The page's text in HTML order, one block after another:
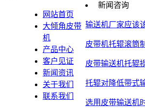
新闻咨询
输送机厂家应该
皮带机托辊滚筒
皮带输送机托辊
托辊对降低带式
选用皮带输送机
网站首页
大倾角皮带
机
产品中心
客户见证
新闻资讯
关于我们
联系我们